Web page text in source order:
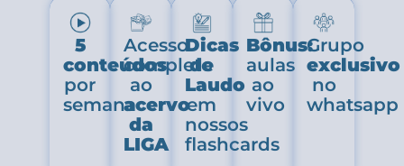
5
conteúdos
por
semana
Acesso
completo
ao
acervo
da
LIGA
Dicas
de
Laudo
em
nossos
flashcards
Bônus:
aulas
ao
vivo
Grupo
exclusivo
no
whatsapp